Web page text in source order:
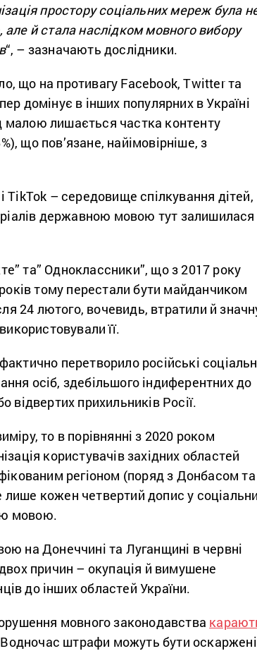
простору соціальних мереж була
й стала наслідком мовного вибору
“, – зазначають дослідники.
що на противагу Facebook, Twitter та
домінує в інших популярних в Україні
лишається частка контенту
що пов’язане, найімовірніше, з
TikTok – середовище спілкування дітей,
державною мовою тут залишилася
та” Одноклассники”, що з 2017 року
тому перестали бути майданчиком
24 лютого, вочевидь, втратили й
її.
перетворило російські
осіб, здебільшого індиферентних до
відвертих прихильників Росії.
то в порівнянні з 2020 роком
користувачів західних областей
регіоном (поряд з Донбасом та
кожен четвертий допис у
мовою.
на Донеччині та Луганщині в червні
причин – окупація й вимушене
до інших областей України.
мовного законодавства
штрафи можуть бути